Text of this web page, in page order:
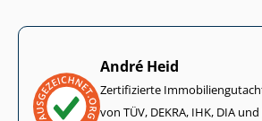
André Heid
Zertifizierte
von TÜV, DEKRA, IHK, DIA